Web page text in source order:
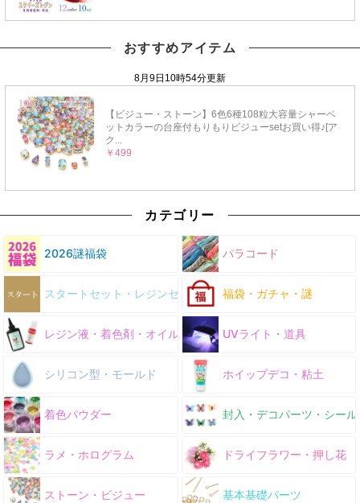
おすすめアイテム
カテゴリー
2026謎福袋 パラコード
スタートセット・レジンセット 福袋・ガチャ・謎
レジン液・着色剤・オイル UVライト・道具
シリコン型・モールド ホイップデコ・粘土
着色パウダー 封入・デコパーツ・シール
ラメ・ホログラム ドライフラワー・押し花
ストーン・ビジュー 基本基礎パーツ